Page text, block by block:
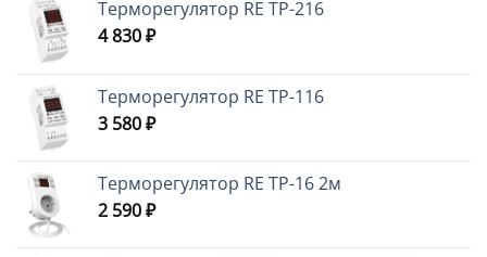
Терморегулятор RE ТР-216
4 830₽
Терморегулятор RE ТР-116
3 580₽
Терморегулятор RE ТР-16 2м
2 590₽